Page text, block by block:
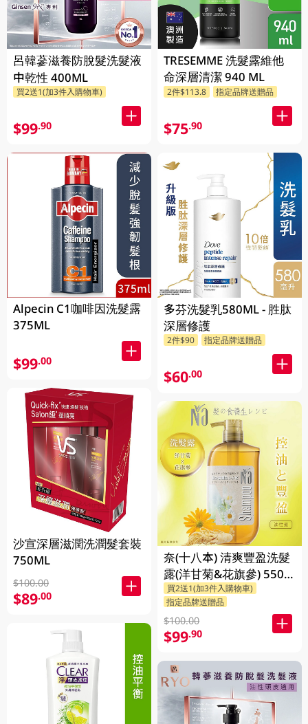
呂韓蔘滋養防脫髮洗髮液
中乾性 400ML
買2送1(加3件入購物車)
$99.90
Alpecin C1咖啡因洗髮露
375ML
$99.00
沙宣深層滋潤洗潤髮套裝
750ML
$100.00
$89.00
TRESEMME 洗髮露維他
命深層清潔 940 ML
2件$113.8 指定品牌送贈品
$75.90
多芬洗髮乳580ML - 胜肽
深層修護
2件$90 指定品牌送贈品
$60.00
奈(十八本) 清爽豐盈洗髮
露(洋甘菊&花旗參) 550
ML
買2送1(加3件入購物車)
指定品牌送贈品
$100.00
$99.90